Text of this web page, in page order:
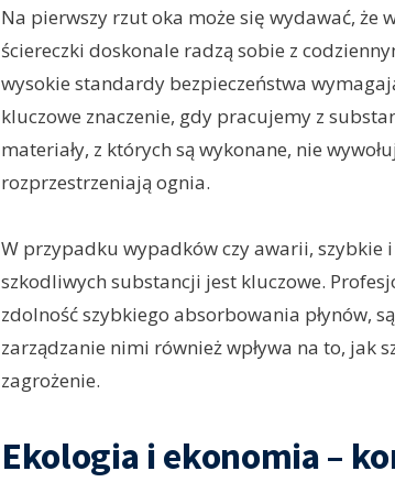
Na pierwszy rzut oka może się wydawać, że
ściereczki doskonale radzą sobie z
wysokie standardy bezpieczeństwa
kluczowe znaczenie, gdy pracujemy z
materiały, z których są wykonane, nie
rozprzestrzeniają ognia.
W przypadku wypadków czy awarii, szybkie
szkodliwych substancji jest kluczowe.
zdolność szybkiego absorbowania płynów,
zarządzanie nimi również wpływa na to, jak
zagrożenie.
Ekologia i ekonomia –